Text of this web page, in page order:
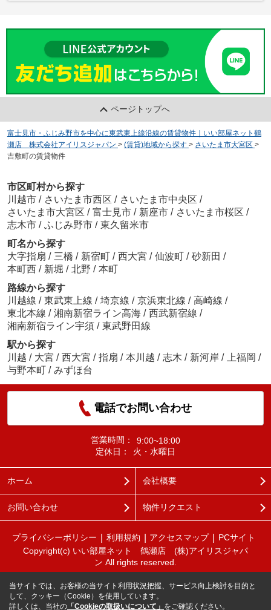
ページトップへ
富士見市・ふじみ野市を中心に東武東上線沿線の賃貸物件｜いい部屋ネット鶴
瀬店 株式会社アイリスジャパン > (賃貸)地域から探す > さいたま市大宮区 >
吉敷町の賃貸物件
市区町村から探す
川越市 / さいたま市西区 / さいたま市中央区 /
さいたま市大宮区 / 富士見市 / 新座市 / さいたま市桜区 /
志木市 / ふじみ野市 / 東久留米市
町名から探す
大字指扇 / 三橋 / 新宿町 / 西大宮 / 仙波町 / 砂新田 /
本町西 / 新堀 / 北野 / 本町
路線から探す
川越線 / 東武東上線 / 埼京線 / 京浜東北線 / 高崎線 /
東北本線 / 湘南新宿ライン高海 / 西武新宿線 /
湘南新宿ライン宇須 / 東武野田線
駅から探す
川越 / 大宮 / 西大宮 / 指扇 / 本川越 / 志木 / 新河岸 / 上福岡 /
与野本町 / みずほ台
電話でお問い合わせ
営業時間：
9:00~18:00
定休日：
火・水曜日
ホーム 会社概要
お問い合わせ 物件リクエスト
プライバシーポリシー 利用規約 アクセスマップ
PCサイト
Copyright(c) いい部屋ネット 鶴瀬店 (株)アイリスジャパ
ン All rights reserved.
当サイトでは、お客様の当サイト利用状況把握、サービス向上検討を目的と
して、クッキー（Cookie）を使用しています。
詳しくは、当社の 「Cookieの取扱いについて」 をご確認ください。